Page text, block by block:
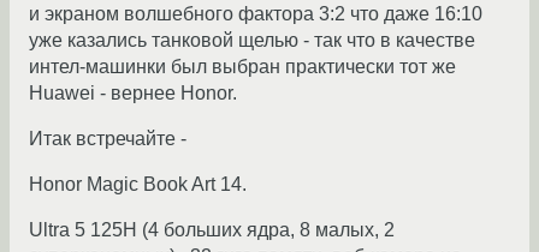
и экраном волшебного фактора 3:2 что даже 16:10
уже казались танковой щелью - так что в качестве
интел-машинки был выбран практически тот же
Huawei - вернее Honor.
Итак встречайте -
Honor Magic Book Art 14.
Ultra 5 125H (4 больших ядра, 8 малых, 2